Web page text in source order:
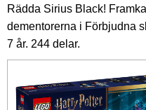
Rädda Sirius Black!
dementorerna i Förbjudna
7 år. 244 delar.